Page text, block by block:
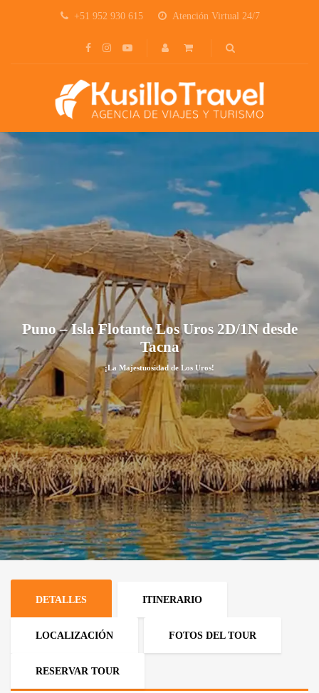
+51 952 930 615 Atención Virtual 24/7
Puno – Isla Flotante Los Uros 2D/1N desde
Tacna
¡La Majestuosidad de Los Uros!
DETALLES ITINERARIO
LOCALIZACIÓN FOTOS DEL TOUR
RESERVAR TOUR